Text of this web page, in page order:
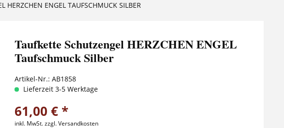
HERZCHEN ENGEL TAUFSCHMUCK SILBER
Taufkette Schutzengel HERZCHEN ENGEL
Taufschmuck Silber
Artikel-Nr.: AB1858
Lieferzeit 3-5 Werktage
61,00 € *
inkl. MwSt.zzgl. Versandkosten